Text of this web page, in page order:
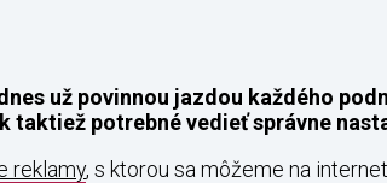
už povinnou jazdou každého
taktiež potrebné vedieť správne
reklamy, s ktorou sa môžeme na